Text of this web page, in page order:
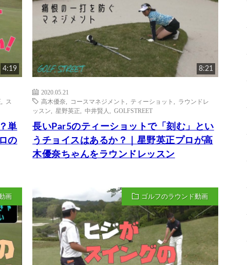
4:19
ス
単
の
8:21
2020.05.21
高木優奈
コースマネジメント ティーショット
ラウンドレ
ッスン
,星野英正 ,中井賢人 ,GOLFSTREET
長いPar5のティーショットで「刻む」とい
うチョイスはあるか？｜星野英正プロが高
木優奈ちゃんをラウンドレッスン
画 ゴルフのラウンド動画